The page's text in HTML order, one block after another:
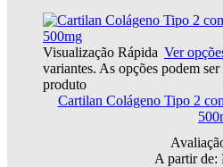
Visualização Rápida Ver
variantes. As opções podem
produto
Cartilan Colágeno Tipo 2
A partir de: